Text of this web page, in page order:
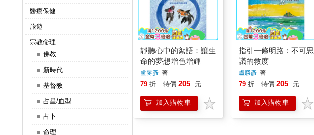
醫療保健
旅遊
宗教命理
佛教
新時代
基督教
占星/血型
占卜
命理
靜聽心中的絮語：讓生
命的夢想增色增輝
盧勝彥著
79 折 特價 205 元
加入購物車
指引一條明路：不可思
議的救度
盧勝彥著
79 折 特價 205 元
加入購物車